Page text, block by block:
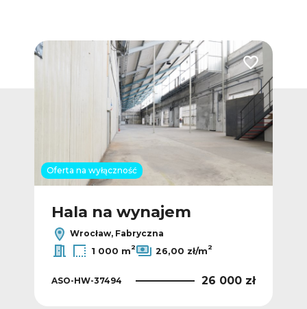
Oferta na wyłączność
Dodaj do
Hala na wynajem
Wrocław, Fabryczna
1 000 m2 26,00 zł/m2
ASO-HW-37494 26 000 zł